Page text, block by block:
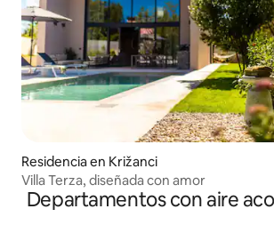
Residencia en Križanci
Villa Terza, diseñada con amor
Departamentos con aire